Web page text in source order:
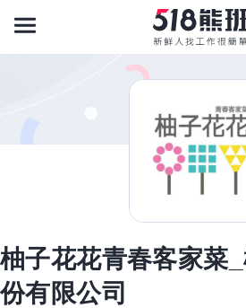
柚子花花青春客家菜
份有限公司